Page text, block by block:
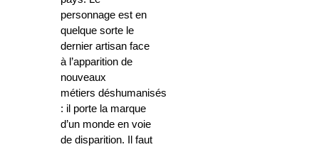
personnage est en
quelque sorte le
dernier artisan face
à l’apparition de
nouveaux
métiers déshumanisés
: il porte la marque
d’un monde en voie
de disparition. Il faut